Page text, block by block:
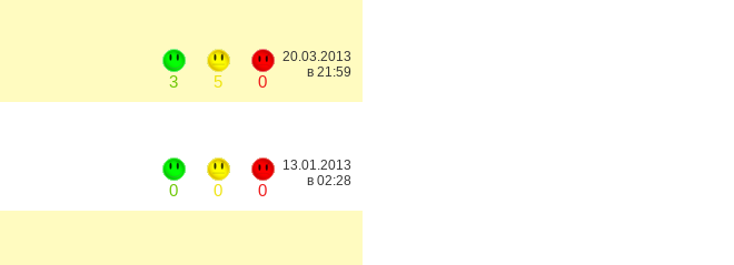
3
5 0
20.03.2013
в 21:59
0
0 0
13.01.2013
в 02:28